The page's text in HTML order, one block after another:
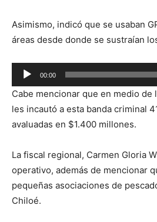
Asimismo, indicó que se usaban
áreas desde donde se sustraían
Reproductor
de
audio
00:00
Cabe mencionar que en medio de
les incautó a esta banda criminal
avaluadas en $1.400 millones.
La fiscal regional, Carmen Gloria
operativo, además de mencionar
pequeñas asociaciones de
Chiloé.